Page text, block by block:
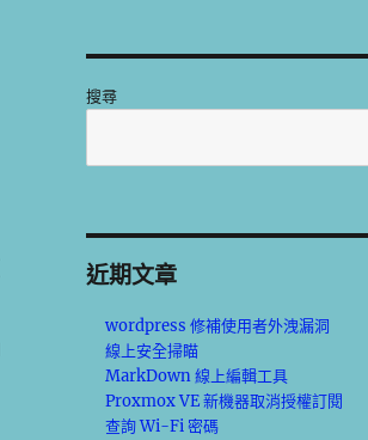
搜尋
近期文章
wordpress 修補使用者外洩漏洞
線上安全掃瞄
MarkDown 線上編輯工具
Proxmox VE 新機器取消授權訂閱
查詢 Wi-Fi 密碼